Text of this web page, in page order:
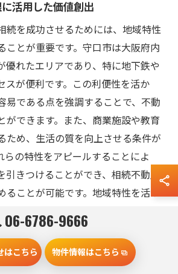
活用した価値創出
続を成功させるためには、地域特性
ことが重要です。守口市は大阪府内
優れたエリアであり、特に地下鉄や
スが便利です。この利便性を活か
易である点を強調することで、不動
ができます。また、商業施設や教育
ため、生活の質を向上させる条件が
らの特性をアピールすることによ
引きつけることができ、相続不動産
ことが可能です。地域特性を活か
することをお勧めします。
不動産活用事例
06-6786-9666
はこちら 物件情報はこちら